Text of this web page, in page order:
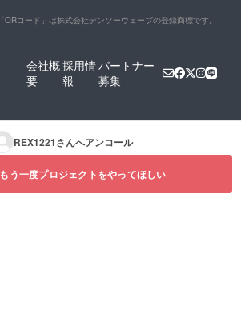
「QRコード」は株式会社デンソーウェーブの登録商標です。
会社概
要
採用情
報
パートナー
募集
REX1221さんへアンコール
もう一度プロジェクトをやってほしい